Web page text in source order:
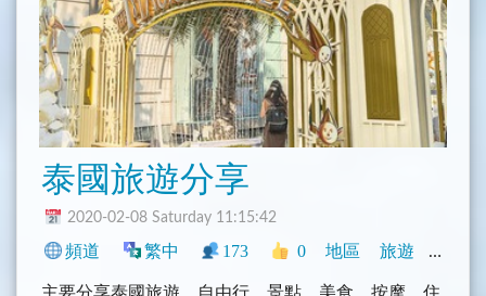
泰國旅遊分享
2020-02-08 Saturday 11:15:42
頻道 繁中 173 0 地區 旅遊 其它